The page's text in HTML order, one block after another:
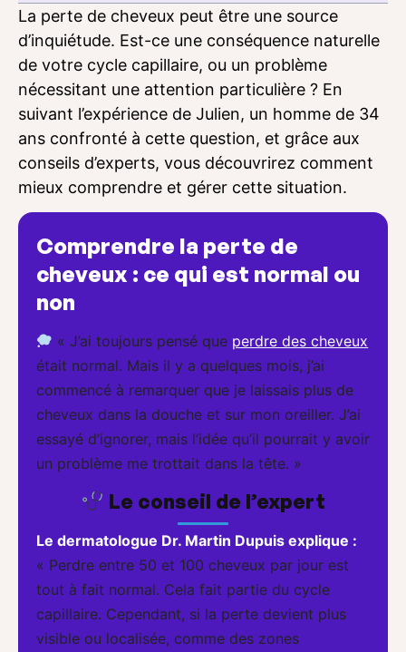
La perte de cheveux peut être une source
d’inquiétude. Est-ce une conséquence naturelle
de votre cycle capillaire, ou un problème
nécessitant une attention particulière ? En
suivant l’expérience de Julien, un homme de 34
ans confronté à cette question, et grâce aux
conseils d’experts, vous découvrirez comment
mieux comprendre et gérer cette situation.
Comprendre la perte de
cheveux : ce qui est normal ou
non
« J’ai toujours pensé que perdre des cheveux
était normal. Mais il y a quelques mois, j’ai
commencé à remarquer que je laissais plus de
cheveux dans la douche et sur mon oreiller. J’ai
essayé d’ignorer, mais l’idée qu’il pourrait y avoir
un problème me trottait dans la tête. »
Le conseil de l’expert
Le dermatologue Dr. Martin Dupuis explique :
« Perdre entre 50 et 100 cheveux par jour est
tout à fait normal. Cela fait partie du cycle
capillaire. Cependant, si la perte devient plus
visible ou localisée, comme des zones